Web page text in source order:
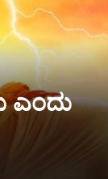
ಎಂದು